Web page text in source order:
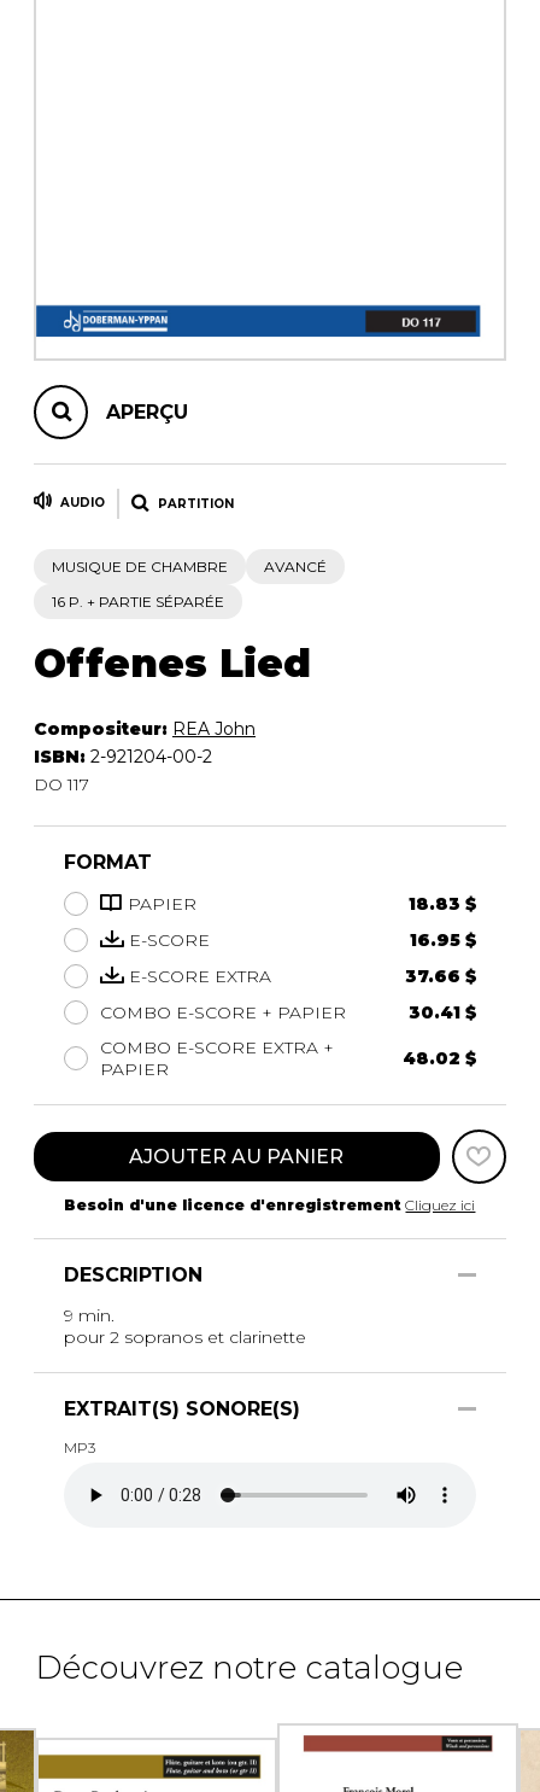
APERÇU
AUDIO PARTITION
MUSIQUE DE CHAMBRE
AVANCÉ
16 P. + PARTIE SÉPARÉE
Offenes Lied
Compositeur: REA John
ISBN: 2-921204-00-2
DO 117
FORMAT
PAPIER
18.83 $
E-SCORE
16.95 $
E-SCORE EXTRA
37.66 $
COMBO E-SCORE + PAPIER
30.41 $
COMBO E-SCORE EXTRA +
PAPIER
48.02 $
AJOUTER AU PANIER
Besoin d'une licence d'enregistrement Cliquez ici
DESCRIPTION
9 min.
pour 2 sopranos et clarinette
EXTRAIT(S) SONORE(S)
MP3
Découvrez notre catalogue